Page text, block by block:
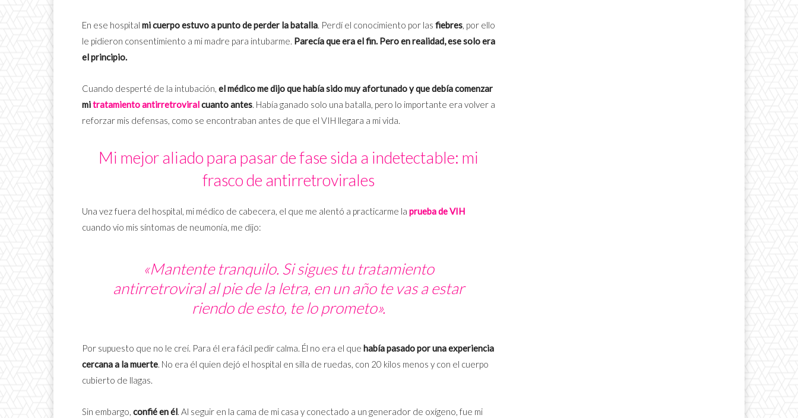
En ese hospital mi cuerpo estuvo a punto de perder la batalla. Perdí el conocimiento por las fiebres, por ello
le pidieron consentimiento a mi madre para intubarme. Parecía que era el fin. Pero en realidad, ese solo era
el principio.
Cuando desperté de la intubación, el médico me dijo que había sido muy afortunado y que debía comenzar
mitratamiento antirretroviralcuanto antes. Había ganado solo una batalla, pero lo importante era volver a
reforzar mis defensas, como se encontraban antes de que el VIH llegara a mi vida.
Mi mejor aliado para pasar de fase sida a indetectable: mi
frasco de antirretrovirales
Una vez fuera del hospital, mi médico de cabecera, el que me alentó a practicarme la prueba de VIH
cuando vio mis síntomas de neumonía, me dijo:
«Mantente tranquilo. Si sigues tu tratamiento
antirretroviral al pie de la letra, en un año te vas a estar
riendo de esto, te lo prometo».
Por supuesto que no le creí. Para él era fácil pedir calma. Él no era el que había pasado por una experiencia
cercana a la muerte. No era él quien dejó el hospital en silla de ruedas, con 20 kilos menos y con el cuerpo
cubierto de llagas.
Sin embargo, confié en él. Al seguir en la cama de mi casa y conectado a un generador de oxígeno, fue mi